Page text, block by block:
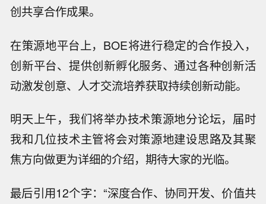
创共享合作成果。
在策源地平台上，BOE将进行稳定的合作投入，
创新平台、提供创新孵化服务、通过各种创新活
动激发创意、人才交流培养获取持续创新动能。
明天上午，我们将举办技术策源地分论坛，届时
我和几位技术主管将会对策源地建设思路及其聚
焦方向做更为详细的介绍，期待大家的光临。
最后引用12个字：“深度合作、协同开发、价值共